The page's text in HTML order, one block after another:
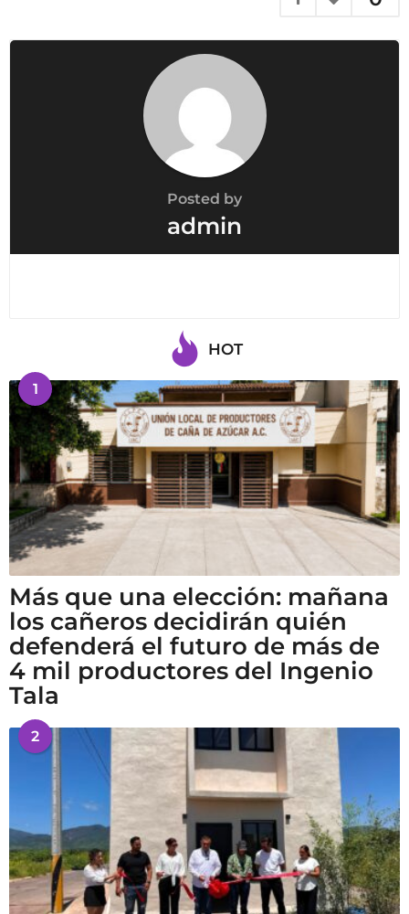
Posted by
admin
HOT
1
Más que una elección: mañana
los cañeros decidirán quién
defenderá el futuro de más de
4 mil productores del Ingenio
Tala
2